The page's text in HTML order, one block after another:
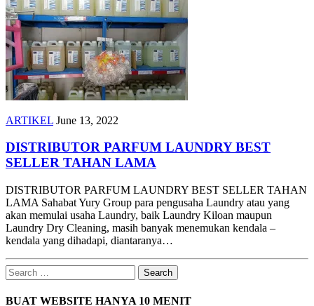
ARTIKEL June 13, 2022
DISTRIBUTOR PARFUM LAUNDRY BEST
SELLER TAHAN LAMA
DISTRIBUTOR PARFUM LAUNDRY BEST SELLER TAHAN
LAMA Sahabat Yury Group para pengusaha Laundry atau yang
akan memulai usaha Laundry, baik Laundry Kiloan maupun
Laundry Dry Cleaning, masih banyak menemukan kendala –
kendala yang dihadapi, diantaranya…
Search
for:
BUAT WEBSITE HANYA 10 MENIT